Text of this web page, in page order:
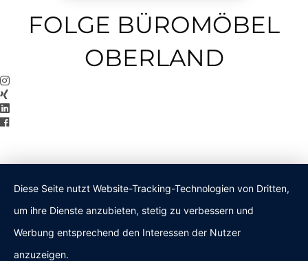
FOLGE BÜROMÖBEL
OBERLAND
Diese Seite nutzt Website-Tracking-Technologien von Dritten,
um ihre Dienste anzubieten, stetig zu verbessern und
Werbung entsprechend den Interessen der Nutzer
anzuzeigen.